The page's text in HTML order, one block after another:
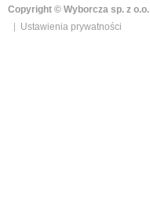
Copyright © Wyborcza sp. z o.o.
Ustawienia prywatności